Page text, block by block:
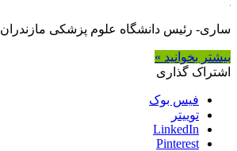
ساری- رئیس دانشگاه علوم پزشکی مازندران
بیشتر بخوانید »
اشتراک گذاری
فیس بوک
توییتر
LinkedIn
Pinterest